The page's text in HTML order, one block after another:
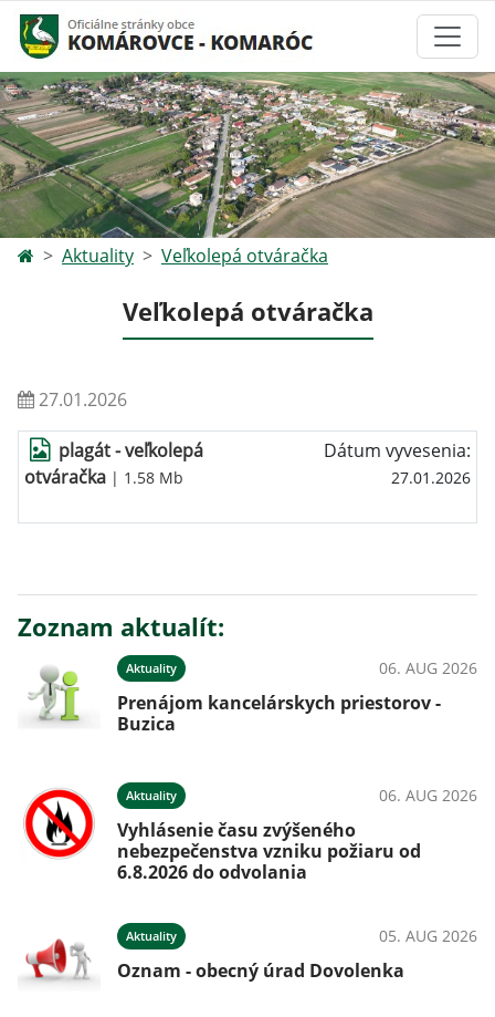
Aktuality Veľkolepá otváračka
Veľkolepá otváračka
27.01.2026
plagát - veľkolepá
otváračka | 1.58 Mb
Dátum vyvesenia:
27.01.2026
Zoznam aktualít:
Aktuality 06. AUG 2026
Prenájom kancelárskych priestorov -
Buzica
Aktuality 06. AUG 2026
Vyhlásenie času zvýšeného
nebezpečenstva vzniku požiaru od
6.8.2026 do odvolania
Aktuality 05. AUG 2026
Oznam - obecný úrad Dovolenka